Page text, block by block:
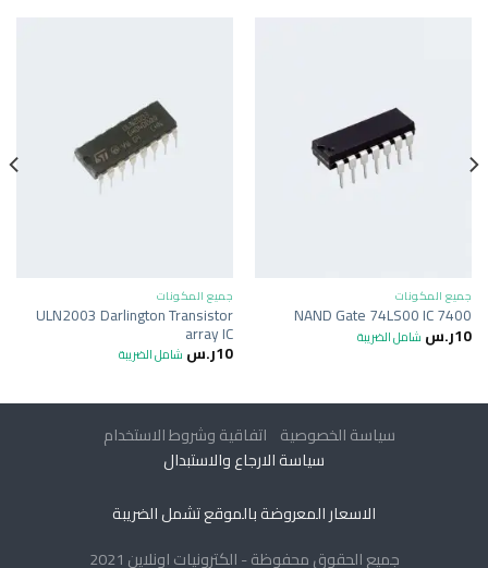
جميع المكونات
NAND Gate 74LS00 IC 7400
10ر.س شامل الضريبة
جميع المكونات
ULN2003 Darlington Transistor
array IC
10ر.س شامل الضريبة
سياسة الخصوصية اتفاقية وشروط الاستخدام
سياسة الارجاع والاستبدال
الاسعار المعروضة بالموقع تشمل الضريبة
جميع الحقوق محفوظة - الكترونيات اونلاين 2021